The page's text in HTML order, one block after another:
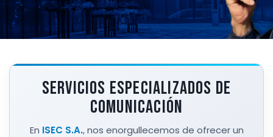
SERVICIOS ESPECIALIZADOS DE
COMUNICACIÓN
En ISEC S.A., nos enorgullecemos de ofrecer un